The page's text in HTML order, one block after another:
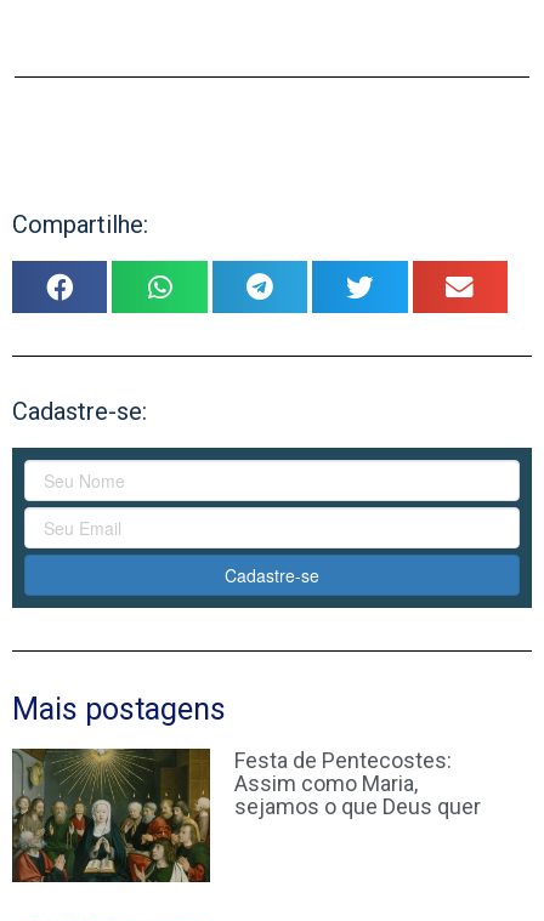
Compartilhe:
Cadastre-se:
Cadastre-se
Mais postagens
Festa de Pentecostes:
Assim como Maria,
sejamos o que Deus quer